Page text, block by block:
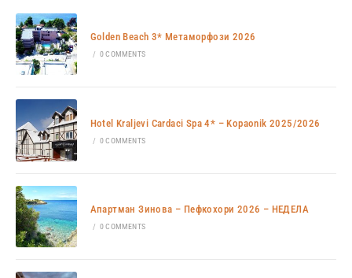
Golden Beach 3* Метаморфози 2026
/ 0 COMMENTS
Hotel Kraljevi Cardaci Spa 4* – Kopaonik 2025/2026
/ 0 COMMENTS
Апартман Зинова – Пефкохори 2026 – НЕДЕЛА
/ 0 COMMENTS